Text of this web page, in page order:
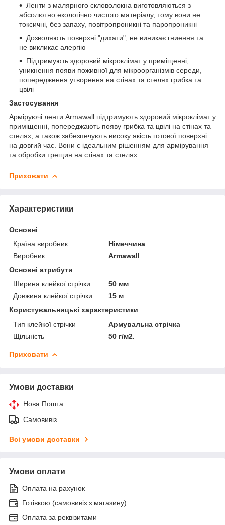
Ленти з малярного скловолокна виготовляються з
абсолютно екологічно чистого матеріалу, тому вони не
токсичні, без запаху, повітропроникні та паропроникні
Дозволяють поверхні "дихати", не виникає гниення та
не викликає алергію
Підтримують здоровий мікроклімат у приміщенні,
уникнення появи поживної для мікроорганізмів середи,
попередження утворення на стінах та стелях грибка та
цвілі
Застосування
Арміруючі ленти Armawall підтримують здоровий мікроклімат у
приміщенні, попереджають появу грибка та цвілі на стінах та
стелях, а також забезпечують високу якість готової поверхні
на довгий час. Вони є ідеальним рішенням для армірування
та обробки трещин на стінах та стелях.
Приховати
Характеристики
Основні
Країна виробник
Німеччина
Виробник
Armawall
Основні атрибути
Ширина клейкої стрічки
50 мм
Довжина клейкої стрічки
15 м
Користувальницькі характеристики
Тип клейкої стрічки
Армувальна стрічка
Щільність
50 г/м2.
Приховати
Умови доставки
Нова Пошта
Самовивіз
Всі умови доставки
Умови оплати
Оплата на рахунок
Готівкою (самовивіз з магазину)
Оплата за реквізитами